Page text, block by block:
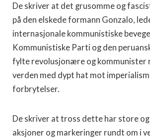
De skriver at det grusomme og
på den elskede formann Gonzalo,
internasjonale kommunistiske
Kommunistiske Parti og den
fylte revolusjonære og kommunister
verden med dypt hat mot
forbrytelser.
De skriver at tross dette har store
aksjoner og markeringer rundt om i